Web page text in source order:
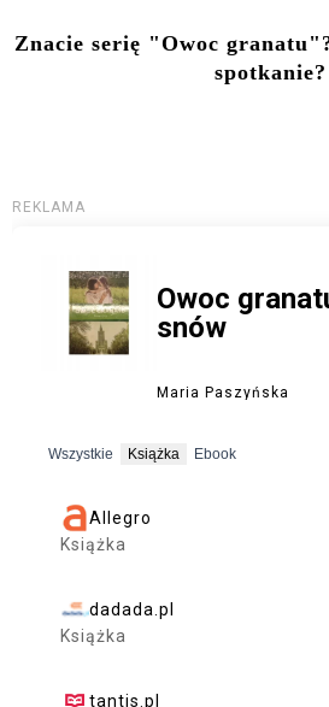
Znacie serię "Owoc
spotkanie?